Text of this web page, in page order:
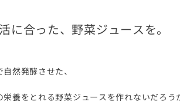
に合った、野菜ジュースを。
然発酵させた、
養をとれる野菜ジュースを作れないだろう